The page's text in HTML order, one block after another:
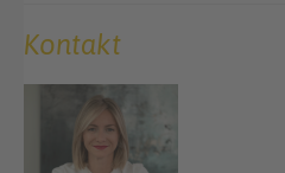
Kontakt